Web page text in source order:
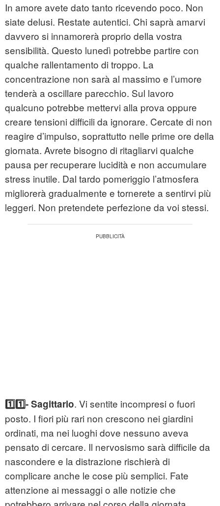
In amore avete dato tanto ricevendo poco. Non
siate delusi. Restate autentici. Chi saprà amarvi
davvero si innamorerà proprio della vostra
sensibilità. Questo lunedì potrebbe partire con
qualche rallentamento di troppo. La
concentrazione non sarà al massimo e l’umore
tenderà a oscillare parecchio. Sul lavoro
qualcuno potrebbe mettervi alla prova oppure
creare tensioni difficili da ignorare. Cercate di non
reagire d’impulso, soprattutto nelle prime ore della
giornata. Avrete bisogno di ritagliarvi qualche
pausa per recuperare lucidità e non accumulare
stress inutile. Dal tardo pomeriggio l’atmosfera
migliorerà gradualmente e tornerete a sentirvi più
leggeri. Non pretendete perfezione da voi stessi.
1️⃣1️⃣- Sagittario. Vi sentite incompresi o fuori
posto. I fiori più rari non crescono nei giardini
ordinati, ma nei luoghi dove nessuno aveva
pensato di cercare. Il nervosismo sarà difficile da
nascondere e la distrazione rischierà di
complicare anche le cose più semplici. Fate
attenzione ai messaggi o alle notizie che